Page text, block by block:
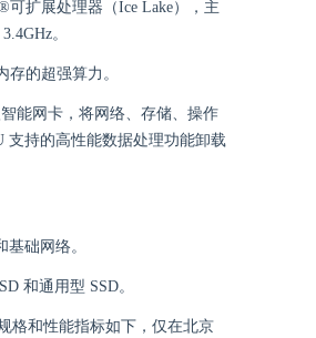
扩展处理器（Ice Lake），主
。
存的超强算力。
能网卡，将网络、存储、操作
支持的高性能数据处理功能卸载
础网络。
和通用型 SSD。
格和性能指标如下，仅在北京